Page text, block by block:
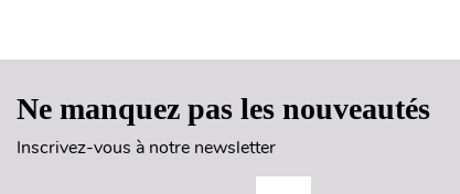
Ne manquez pas les nouveautés
Inscrivez-vous à notre newsletter